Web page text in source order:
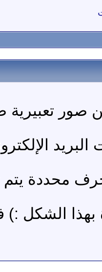
صور
محددة يتم
بهذا الشكل